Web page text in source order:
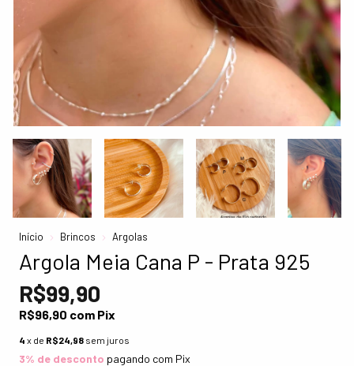
Início Brincos Argolas
Argola Meia Cana P - Prata 925
R$99,90
R$96,90 com Pix
4 x de R$24,98 sem juros
3% de desconto pagando com Pix